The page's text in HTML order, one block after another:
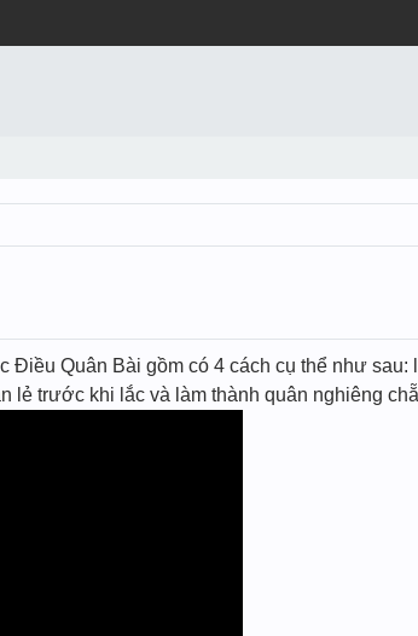
Quân Bài gồm có 4 cách cụ thể như sau:
lẻ trước khi lắc và làm thành quân nghiêng